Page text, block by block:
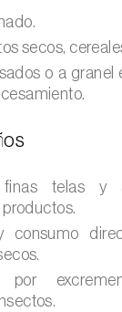
(Tortrix
(
)
(
(
secos,
o a granel
finas telas y
consumo
por